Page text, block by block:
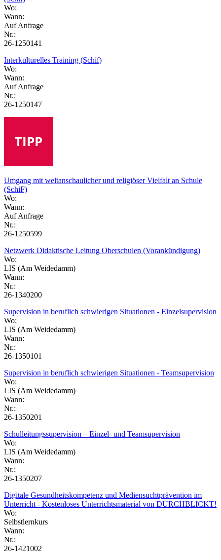
Wo:
Wann:
Auf Anfrage
Nr.:
26-1250141
Interkulturelles Training (Schif)
Wo:
Wann:
Auf Anfrage
Nr.:
26-1250147
Umgang mit weltanschaulicher und religiöser Vielfalt an Schule
(SchiF)
Wo:
Wann:
Auf Anfrage
Nr.:
26-1250599
Netzwerk Didaktische Leitung Oberschulen (Vorankündigung)
Wo:
LIS (Am Weidedamm)
Wann:
Nr.:
26-1340200
Supervision in beruflich schwierigen Situationen - Einzelsupervision
Wo:
LIS (Am Weidedamm)
Wann:
Nr.:
26-1350101
Supervision in beruflich schwierigen Situationen - Teamsupervision
Wo:
LIS (Am Weidedamm)
Wann:
Nr.:
26-1350201
Schulleitungssupervision – Einzel- und Teamsupervision
Wo:
LIS (Am Weidedamm)
Wann:
Nr.:
26-1350207
Digitale Gesundheitskompetenz und Mediensuchtprävention im
Unterricht - Kostenloses Unterrichtsmaterial von DURCHBLICKT!
Wo:
Selbstlernkurs
Wann:
Nr.:
26-1421002